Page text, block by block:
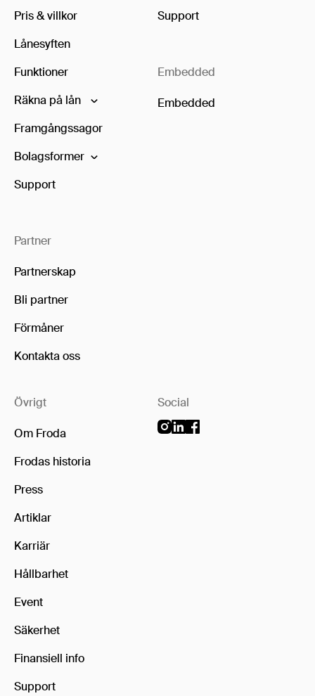
Pris & villkor
Lånesyften
Funktioner
Räkna på lån
Framgångssagor
Bolagsformer
Support
Partner
Partnerskap
Bli partner
Förmåner
Kontakta oss
Support
Embedded
Embedded
Övrigt
Om Froda
Frodas historia
Press
Artiklar
Karriär
Hållbarhet
Event
Säkerhet
Finansiell info
Support
Social